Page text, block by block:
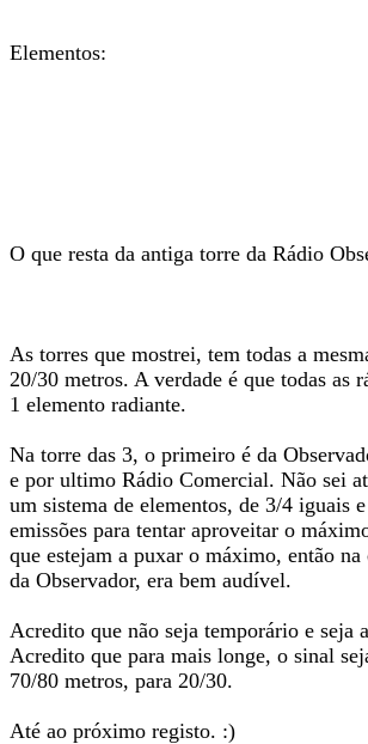
Elementos:
O que resta da antiga torre da Rádio
As torres que mostrei, tem todas a
20/30 metros. A verdade é que todas as
1 elemento radiante.
Na torre das 3, o primeiro é da
e por ultimo Rádio Comercial. Não sei
um sistema de elementos, de 3/4 iguais
emissões para tentar aproveitar o
que estejam a puxar o máximo, então na
da Observador, era bem audível.
Acredito que não seja temporário e seja
Acredito que para mais longe, o sinal
70/80 metros, para 20/30.
Até ao próximo registo. :)